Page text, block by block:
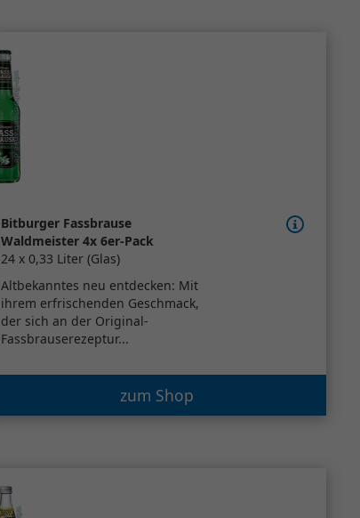
Bitburger Fassbrause
Waldmeister 4x 6er-Pack
24 x 0,33 Liter (Glas)
Altbekanntes neu entdecken: Mit
ihrem erfrischenden Geschmack,
der sich an der Original-
Fassbrauserezeptur...
zum Shop